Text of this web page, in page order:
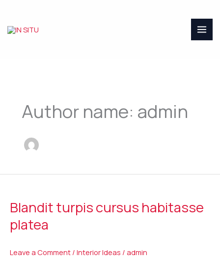
content
Author name: admin
Blandit turpis cursus habitasse
platea
Leave a Comment / Interior Ideas / admin
cursus
habitasse
platea